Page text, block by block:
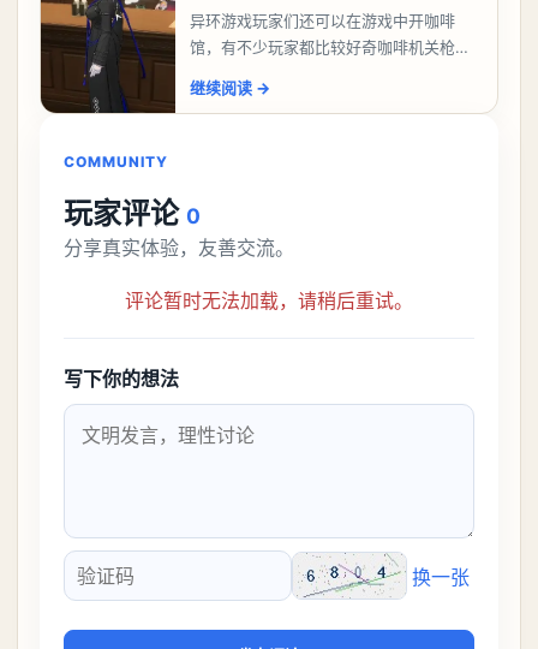
异环游戏玩家们还可以在游戏中开咖啡
馆，有不少玩家都比较好奇咖啡机关枪应
机关枪攻略。异环咖啡机关枪怎么过一、
继续阅读 →
COMMUNITY
玩家评论 0
分享真实体验，友善交流。
评论暂时无法加载，请稍后重试。
写下你的想法
验证码
换一张